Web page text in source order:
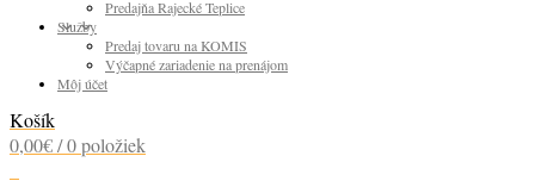
Predajňa Rajecké Teplice
Služby
Predaj tovaru na KOMIS
Výčapné zariadenie na prenájom
Môj účet
Košík
0,00€/ 0 položiek